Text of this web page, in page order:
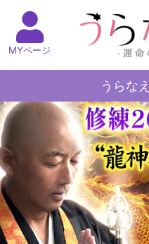
MYページ
うらなえる本格鑑定